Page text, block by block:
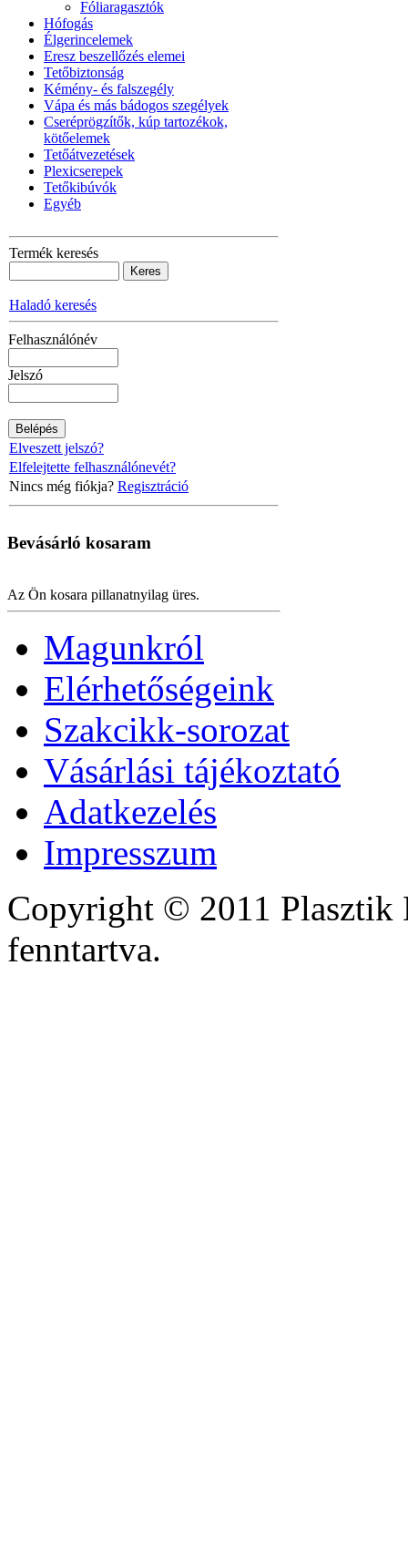
Fóliaragasztók
Hófogás
Élgerincelemek
Eresz beszellőzés elemei
Tetőbiztonság
Kémény- és falszegély
Vápa és más bádogos szegélyek
Cseréprögzítők, kúp tartozékok,
kötőelemek
Tetőátvezetések
Plexicserepek
Tetőkibúvók
Egyéb
Termék keresés
Haladó keresés
Felhasználónév
Jelszó
Elveszett jelszó?
Elfelejtette felhasználónevét?
Nincs még fiókja? Regisztráció
Bevásárló kosaram
Az Ön kosara pillanatnyilag üres.
Magunkról
Elérhetőségeink
Szakcikk-sorozat
Vásárlási tájékoztató
Adatkezelés
Impresszum
Copyright © 2011
fenntartva.